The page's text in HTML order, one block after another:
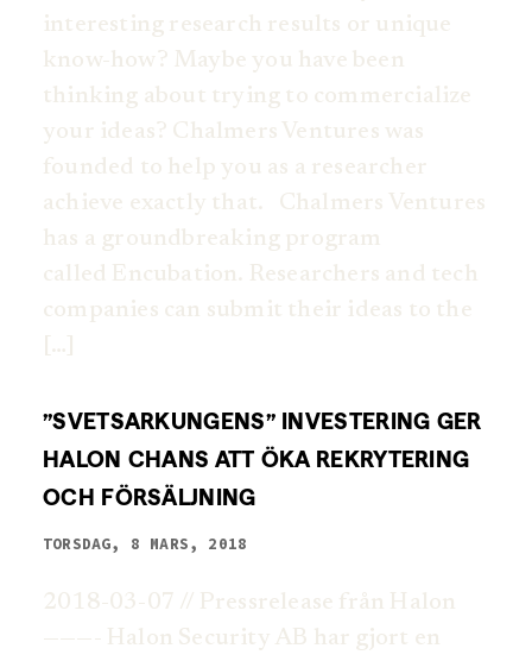
interesting research results or unique
know-how? Maybe you have been
thinking about trying to commercialize
your ideas? Chalmers Ventures was
founded to help you as a researcher
achieve exactly that. Chalmers Ventures
has a groundbreaking program
called Encubation. Researchers and tech
companies can submit their ideas to the
[…]
”SVETSARKUNGENS” INVESTERING GER
HALON CHANS ATT ÖKA REKRYTERING
OCH FÖRSÄLJNING
TORSDAG, 8 MARS, 2018
2018-03-07 // Pressrelease från Halon
———- Halon Security AB har gjort en